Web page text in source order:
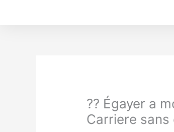
?? Égayer a
Carriere